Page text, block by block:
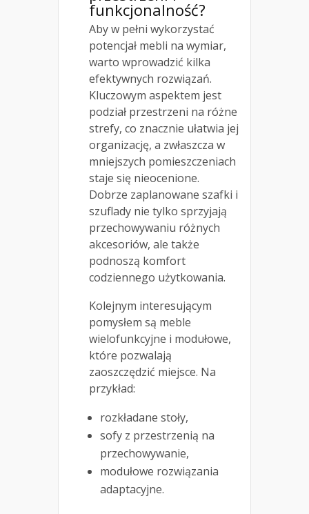
funkcjonalność?
Aby w pełni wykorzystać
potencjał mebli na wymiar,
warto wprowadzić kilka
efektywnych rozwiązań.
Kluczowym aspektem jest
podział przestrzeni na różne
strefy, co znacznie ułatwia jej
organizację, a zwłaszcza w
mniejszych pomieszczeniach
staje się nieocenione.
Dobrze zaplanowane szafki i
szuflady nie tylko sprzyjają
przechowywaniu różnych
akcesoriów, ale także
podnoszą komfort
codziennego użytkowania.
Kolejnym interesującym
pomysłem są meble
wielofunkcyjne i modułowe,
które pozwalają
zaoszczędzić miejsce. Na
przykład:
rozkładane stoły,
sofy z przestrzenią na
przechowywanie,
modułowe rozwiązania
adaptacyjne.